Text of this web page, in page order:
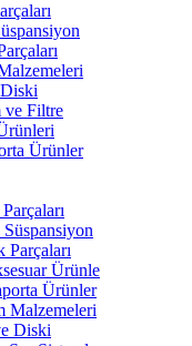
ve Filtre
Ürünler
Ürünle
Ürünler
Malzemeleri
Diski